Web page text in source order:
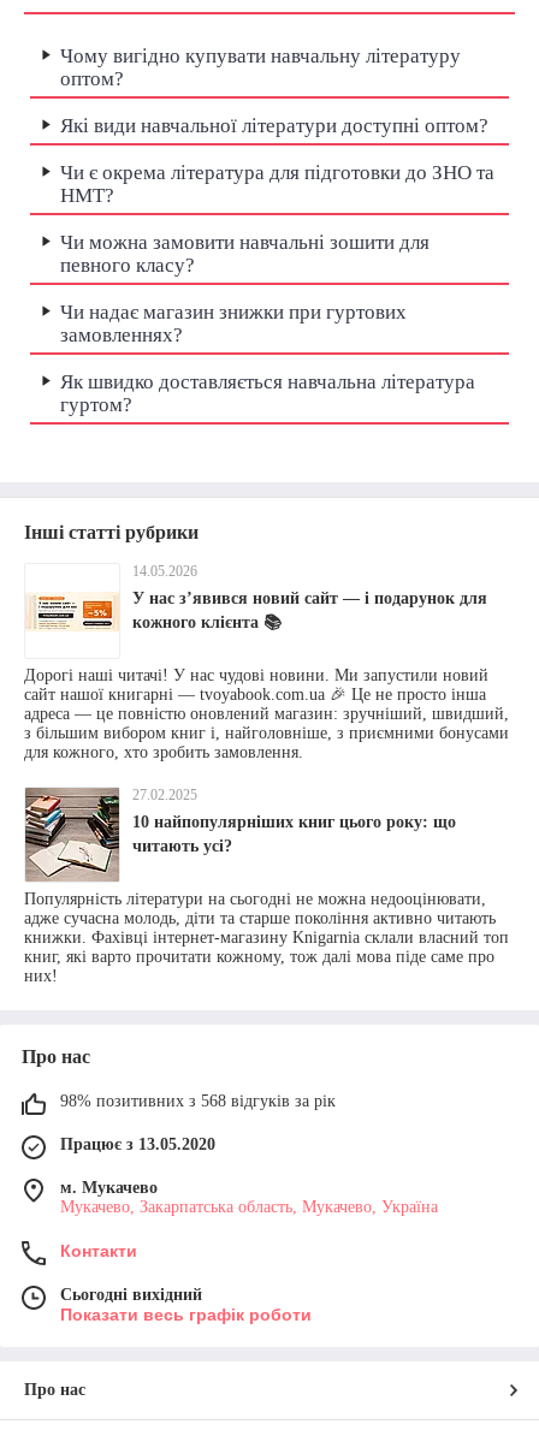
Чому вигідно купувати навчальну літературу
оптом?
Які види навчальної літератури доступні оптом?
Чи є окрема література для підготовки до ЗНО та
НМТ?
Чи можна замовити навчальні зошити для
певного класу?
Чи надає магазин знижки при гуртових
замовленнях?
Як швидко доставляється навчальна література
гуртом?
Інші статті рубрики
14.05.2026
У нас зʼявився новий сайт — і подарунок для
кожного клієнта 📚
Дорогі наші читачі! У нас чудові новини. Ми запустили новий
сайт нашої книгарні — tvoyabook.com.ua 🎉 Це не просто інша
адреса — це повністю оновлений магазин: зручніший, швидший,
з більшим вибором книг і, найголовніше, з приємними бонусами
для кожного, хто зробить замовлення.
27.02.2025
10 найпопулярніших книг цього року: що
читають усі?
Популярність літератури на сьогодні не можна недооцінювати,
адже сучасна молодь, діти та старше покоління активно читають
книжки. Фахівці інтернет-магазину Knigarnia склали власний топ
книг, які варто прочитати кожному, тож далі мова піде саме про
них!
Про нас
98% позитивних з 568 відгуків за рік
Працює з 13.05.2020
м. Мукачево
Мукачево, Закарпатська область, Мукачево, Україна
Контакти
Сьогодні вихідний
Показати весь графік роботи
Про нас